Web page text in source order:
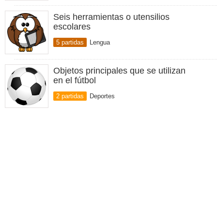
Seis herramientas o utensilios
escolares
5 partidas Lengua
Objetos principales que se utilizan
en el fútbol
2 partidas Deportes